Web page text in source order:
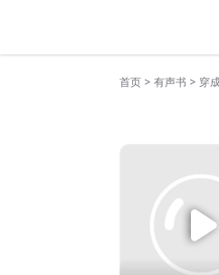
首页 > 有声书 > 穿